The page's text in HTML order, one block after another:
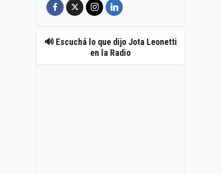
🔊 Escuchá lo que dijo Jota Leonetti
en la Radio